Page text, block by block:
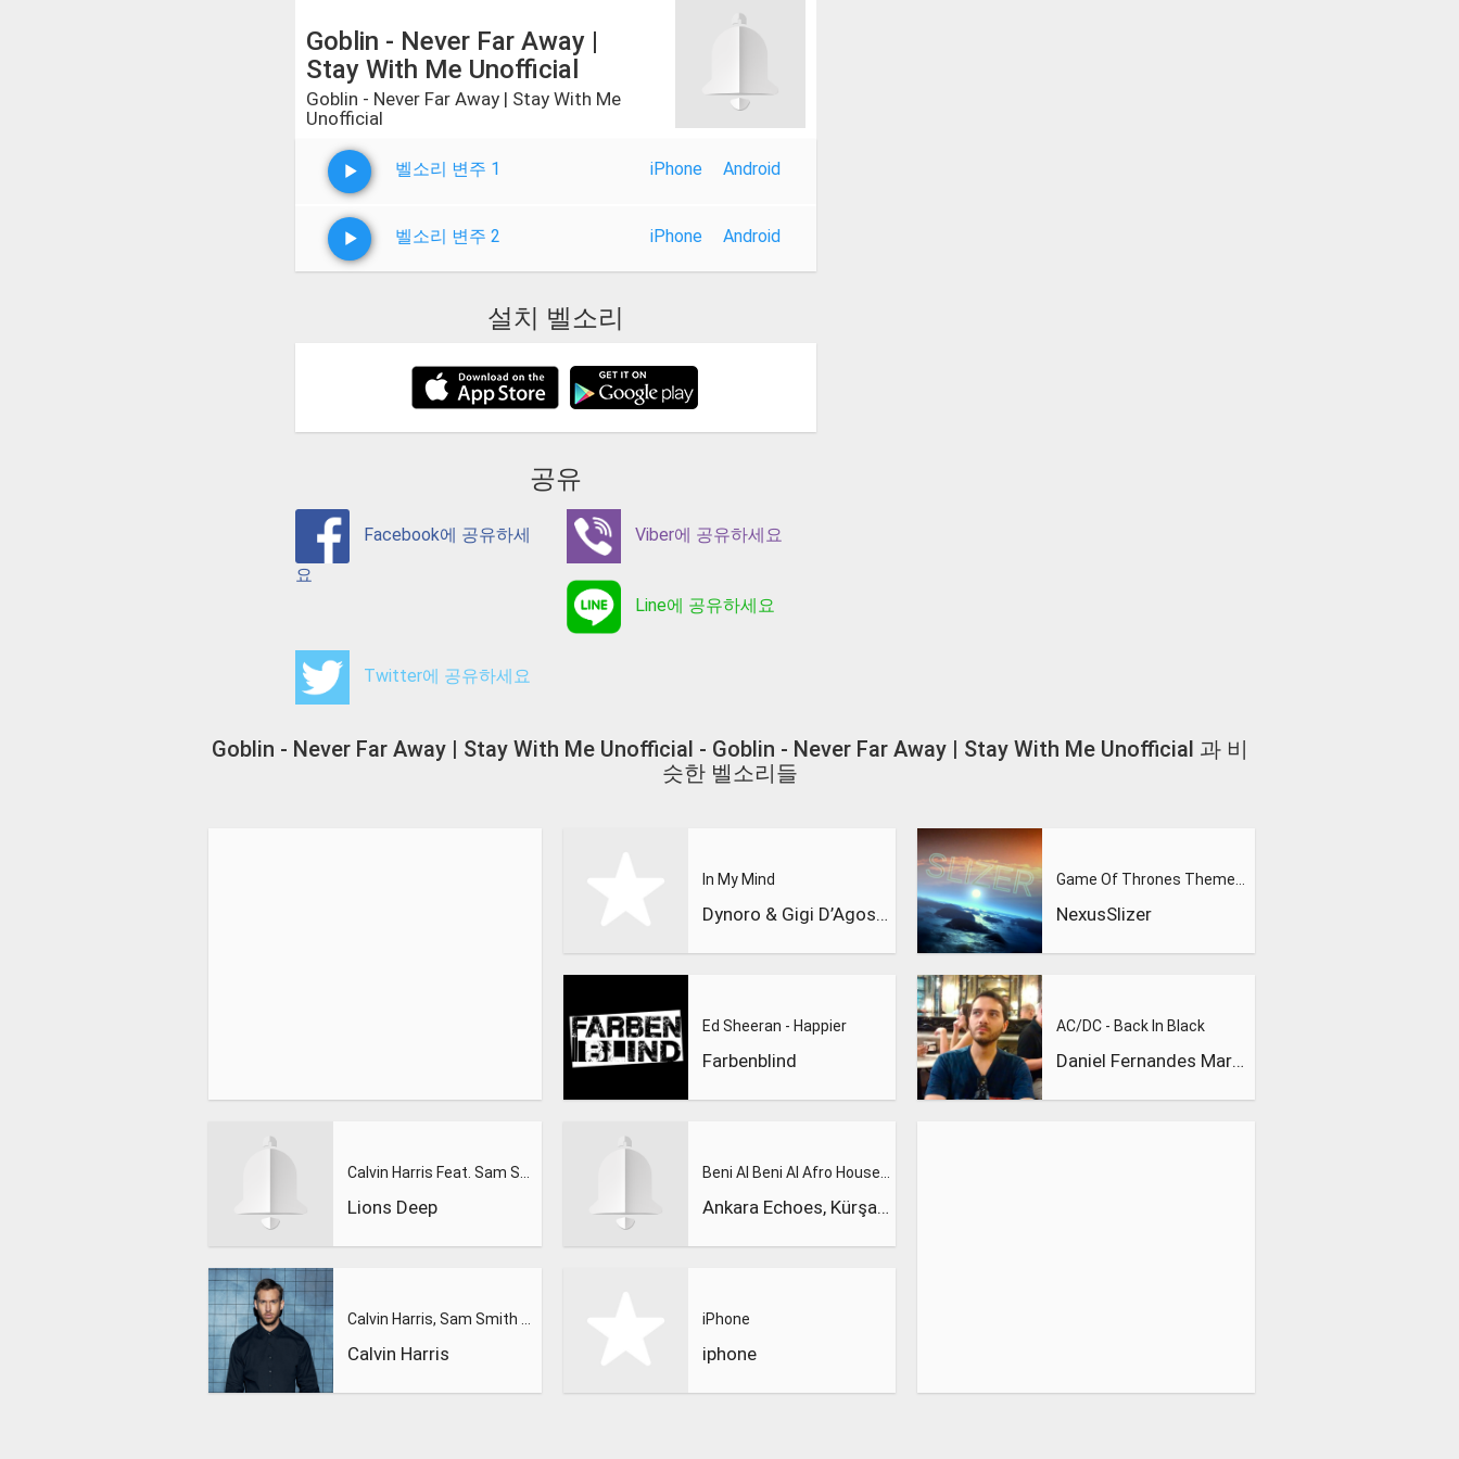
Goblin - Never Far Away |
Stay With Me Unofficial
Goblin - Never Far Away | Stay With Me
Unofficial
벨소리 변주 1 iPhone Android
벨소리 변주 2 iPhone Android
설치 벨소리
공유
Facebook에 공유하세
요
Viber에 공유하세요
Line에 공유하세요
Twitter에 공유하세요
Goblin - Never Far Away | Stay With Me Unofficial - Goblin - Never Far Away | Stay With Me Unofficial 과 비
슷한 벨소리들
Lions Deep
Calvin Harris
In My Mind
Dynoro & Gigi D’Agostino
Ed Sheeran - Happier
Farbenblind
Ankara Echoes, Kürşad Kahraman
iPhone
iphone
NexusSlizer
AC/DC - Back In Black
Daniel Fernandes Martins